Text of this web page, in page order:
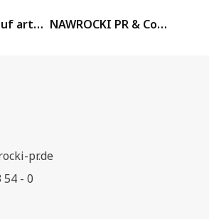
Kleiner Fünf auf arte Re: Die AfD im Bundestag / 30 minuten NAWROCKI PR & Communication wächst mit 1eEurope weiter im digitalen Bereich
pr.de
54 - 0